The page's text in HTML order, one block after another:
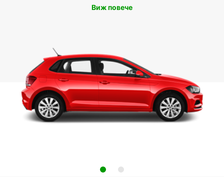
Виж повече